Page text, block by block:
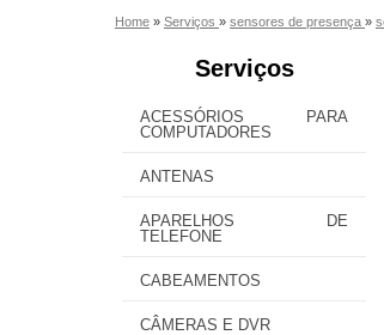
Home » Serviços » sensores de presença »
Serviços
ACESSÓRIOS PARA
COMPUTADORES
ANTENAS
APARELHOS DE
TELEFONE
CABEAMENTOS
CÂMERAS E DVR